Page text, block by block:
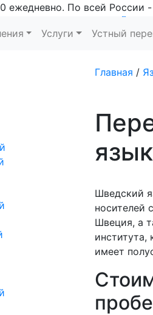
ежедневно. По всей России
Услуги Устный
Главная /
Шведский
носителей
Швеция, а
имеет